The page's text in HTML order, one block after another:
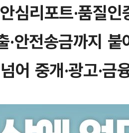
심리포트·품질
·안전송금까지
어 중개·광고·